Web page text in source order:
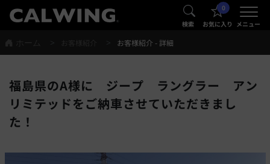
® 検索
0
お気に入り メニュー
®
お客様紹介 - 詳細
福島県のA様に ジープ ラングラー アン
リミテッドをご納車させていただきまし
た！